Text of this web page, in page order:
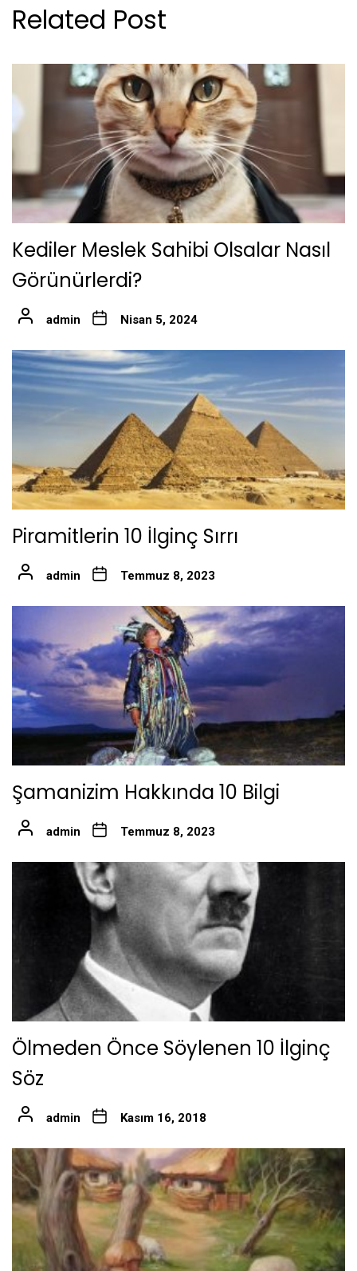
Related Post
Kediler Meslek Sahibi Olsalar Nasıl
Görünürlerdi?
admin Nisan 5, 2024
Piramitlerin 10 İlginç Sırrı
admin Temmuz 8, 2023
Şamanizim Hakkında 10 Bilgi
admin Temmuz 8, 2023
Ölmeden Önce Söylenen 10 İlginç
Söz
admin Kasım 16, 2018